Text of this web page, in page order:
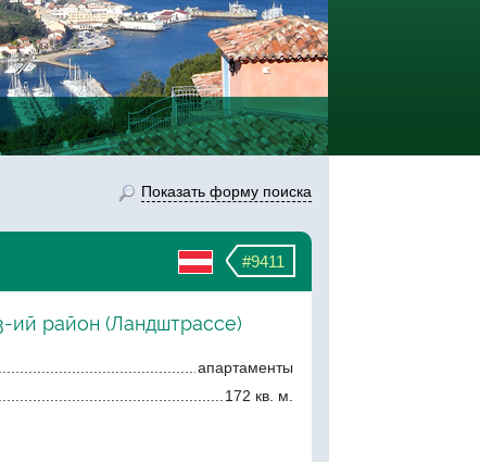
Показать форму поиска
#9411
ий район (Ландштрассе)
апартаменты
172 кв. м.